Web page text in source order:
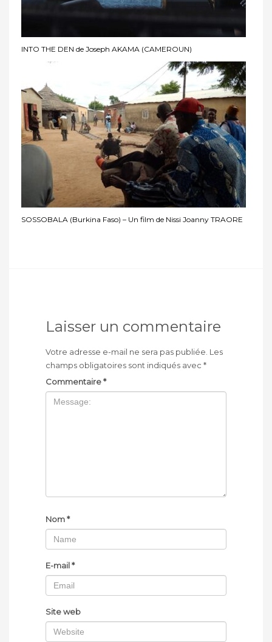
INTO THE DEN de Joseph AKAMA (CAMEROUN)
SOSSOBALA (Burkina Faso) – Un film de Nissi Joanny TRAORE
Laisser un commentaire
Votre adresse e-mail ne sera pas publiée. Les
champs obligatoires sont indiqués avec *
Commentaire*
Nom*
E-mail*
Site web